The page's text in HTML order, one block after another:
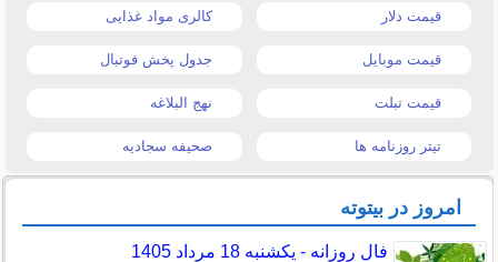
قیمت دلار کالری مواد غذایی
قیمت موبایل جدول پخش فوتبال
قیمت تبلت نهج البلاغه
تیتر روزنامه ها صحیفه سجادیه
امروز در بیتوته
فال روزانه - یکشنبه 18 مرداد 1405